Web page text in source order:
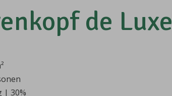
de Luxe
| 30%